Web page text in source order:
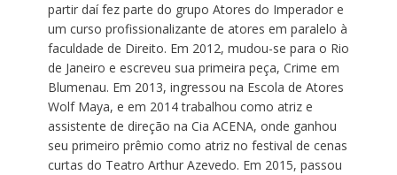
partir daí fez parte do grupo Atores do Imperador e
um curso profissionalizante de atores em paralelo à
faculdade de Direito. Em 2012, mudou-se para o Rio
de Janeiro e escreveu sua primeira peça, Crime em
Blumenau. Em 2013, ingressou na Escola de Atores
Wolf Maya, e em 2014 trabalhou como atriz e
assistente de direção na Cia ACENA, onde ganhou
seu primeiro prêmio como atriz no festival de cenas
curtas do Teatro Arthur Azevedo. Em 2015, passou